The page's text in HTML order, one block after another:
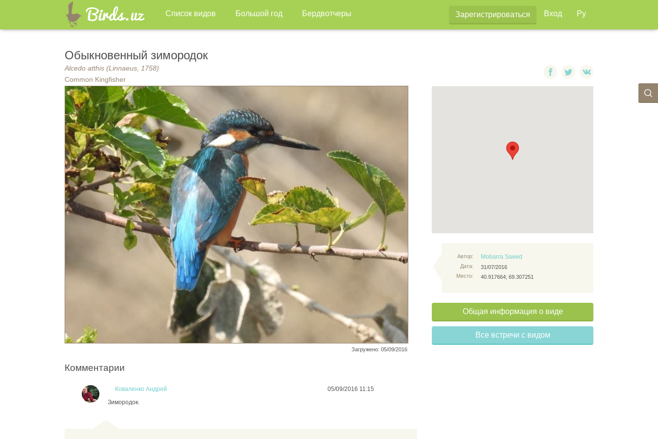
Список видов Большой год Бердвотчеры Зарегистрироваться Вход Ру
Обыкновенный зимородок
Alcedo atthis (Linnaeus, 1758)
Common Kingfisher
Загружено: 05/09/2016
Автор:
Дата:
Место:
Mobarra Saeed
31/07/2016
40.917664; 69.307251
Общая информация о виде
Все встречи с видом
Комментарии
Коваленко Андрей
05/09/2016 11:15
Зимородок.